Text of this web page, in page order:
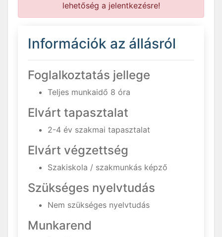
lehetőség a jelentkezésre!
Információk az állásról
Foglalkoztatás jellege
Teljes munkaidő 8 óra
Elvárt tapasztalat
2-4 év szakmai tapasztalat
Elvárt végzettség
Szakiskola / szakmunkás képző
Szükséges nyelvtudás
Nem szükséges nyelvtudás
Munkarend